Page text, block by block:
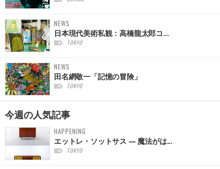
NEWS
日本現代美術私観：高橋龍太郎コ...
TOKYO
NEWS
田名網敬一「記憶の冒険」
TOKYO
今週の人気記事
HAPPENING
エットレ・ソットサス — 魔法がは...
TOKYO